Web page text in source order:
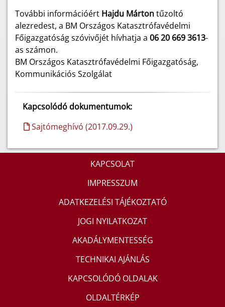
További információért Hajdu Mártontűzoltó
alezredest, a BM Országos Katasztrófavédelmi
Főigazgatóság szóvivőjét hívhatja a 06 20 669 3613-
as számon.
BM Országos Katasztrófavédelmi Főigazgatóság,
Kommunikációs Szolgálat
Kapcsolódó dokumentumok:
Sajtómeghívó (2017.09.29.)
KAPCSOLAT
IMPRESSZUM
ADATKEZELÉSI TÁJÉKOZTATÓ
JOGI NYILATKOZAT
AKADÁLYMENTESSÉG
TECHNIKAI AJÁNLÁS
KAPCSOLÓDÓ OLDALAK
OLDALTÉRKÉP